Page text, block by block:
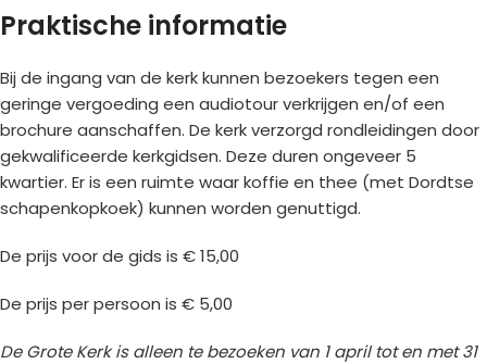
Praktische informatie
Bij de ingang van de kerk kunnen bezoekers tegen een
geringe vergoeding een audiotour verkrijgen en/of een
brochure aanschaffen. De kerk verzorgd rondleidingen door
gekwalificeerde kerkgidsen. Deze duren ongeveer 5
kwartier. Er is een ruimte waar koffie en thee (met Dordtse
schapenkopkoek) kunnen worden genuttigd.
De prijs voor de gids is € 15,00
De prijs per persoon is € 5,00
De Grote Kerk is alleen te bezoeken van 1 april tot en met 31